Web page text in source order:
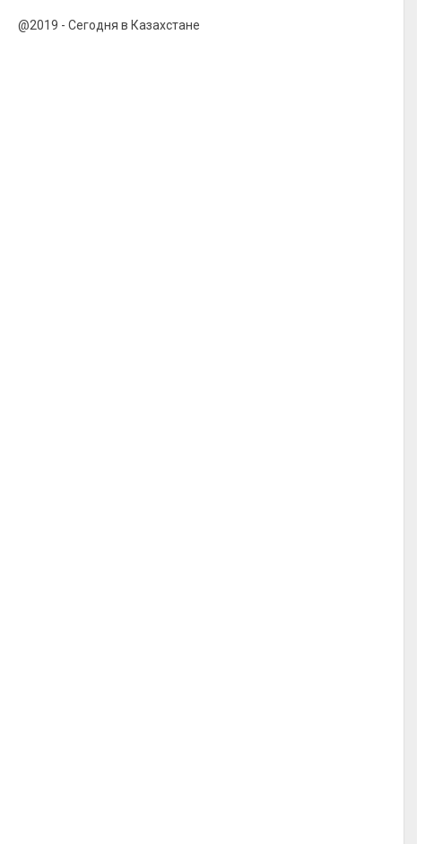
@2019 - Сегодня в Казахстане